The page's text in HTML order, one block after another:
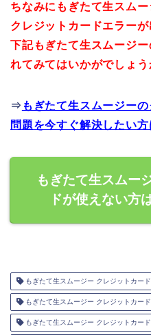
ちなみにもぎたて生スム
クレジットカードエラー
下記もぎたて生スムージ
れてみてはいかがでしょう
⇒ もぎたて生スムージー
問題を今すぐ解決したい方
もぎたて生スムー
ドが使えない方
もぎたて生スムージー クレジットカード
もぎたて生スムージー クレジットカー
もぎたて生スムージー クレジットカー